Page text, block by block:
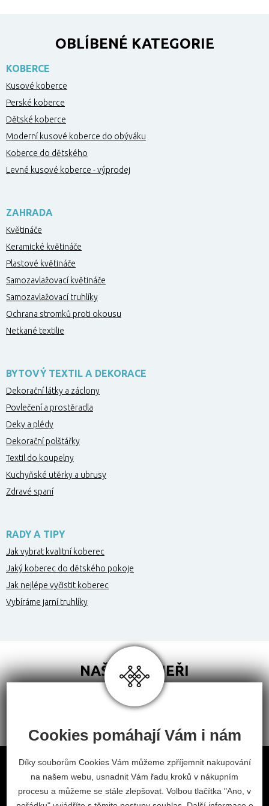
OBLÍBENÉ KATEGORIE
KOBERCE
Kusové koberce
Perské koberce
Dětské koberce
Moderní kusové koberce do obýváku
Koberce do dětského
Levné kusové koberce - výprodej
ZAHRADA
Květináče
Keramické květináče
Plastové květináče
Samozavlažovací květináče
Samozavlažovací truhlíky
Ochrana stromků proti okousu
Netkané textilie
BYTOVÝ TEXTIL A DEKORACE
Dekorační látky a záclony
Povlečení a prostěradla
Deky a plédy
Dekorační polštářky
Textil do koupelny
Kuchyňské utěrky a ubrusy
Zdravé spaní
RADY A TIPY
Jak vybrat kvalitní koberec
Jaký koberec do dětského pokoje
Jak nejlépe vyčistit koberec
Vybíráme jarní truhlíky
NAŠI PARTNEŘI
Obchodní podmínky
Odstoupení od smlouvy
Nastavení cookies
Cookies pomáhají Vám i nám
Díky souborům Cookies Vám můžeme zpříjemnit nakupování
na našem webu, usnadnit Vám řadu kroků v nákupním
procesu a můžeme se stále zlepšovat. Volbou tlačítka "Ano, v